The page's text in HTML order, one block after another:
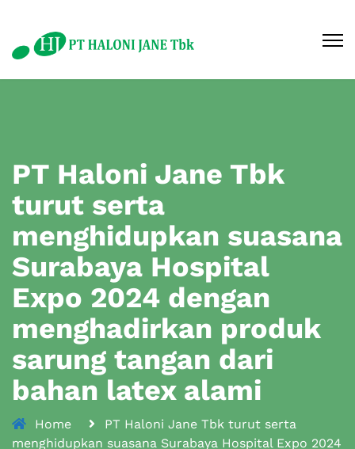
PT Haloni Jane Tbk
turut serta
menghidupkan suasana
Surabaya Hospital
Expo 2024 dengan
menghadirkan produk
sarung tangan dari
bahan latex alami
Home
PT Haloni Jane Tbk turut serta
menghidupkan suasana Surabaya Hospital Expo 2024